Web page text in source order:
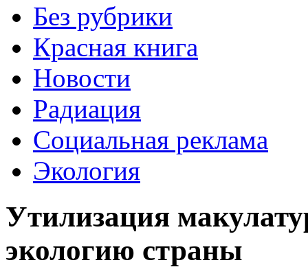
Без рубрики
Красная книга
Новости
Радиация
Социальная реклама
Экология
Утилизация
экологию страны